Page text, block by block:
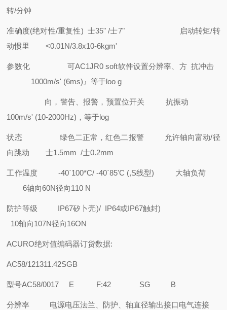
转/分钟
准确度(绝对性/重复性) 士35" /士7"启动转矩/转
动惯里
<0.01N/3.8x10-6kgm'
参数化可AC1JR0 soft软件设置分辨率、方抗冲击
1000m/s' (6ms)』等于loo g
向，警告、报警，预置位开关 抗振动
100m/s' (10-2000Hz)，等于log
状态 绿色二正常，红色二报警允许轴向富动/径
向跳动 士1.5mm /士0.2mm
工作温度-40`100*C/ -40`85'C (,S线型) 大轴负荷
6轴向60N径向110 N
防护等级 IP67矽卜壳)/ IP64或IP67触封)
10轴向107N径向16ON
ACURO绝对值编码器订货数据:
AC58/121311.42SGB
型号AC58/0017 E F:42 SG B
分辨率 电源电压法兰、防护、轴直径输出接口电气连接